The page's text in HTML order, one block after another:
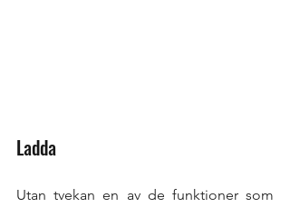
Ladda
Utan tvekan en av de funktioner som